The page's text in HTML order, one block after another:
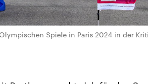
Spiele in Paris 2024 in der